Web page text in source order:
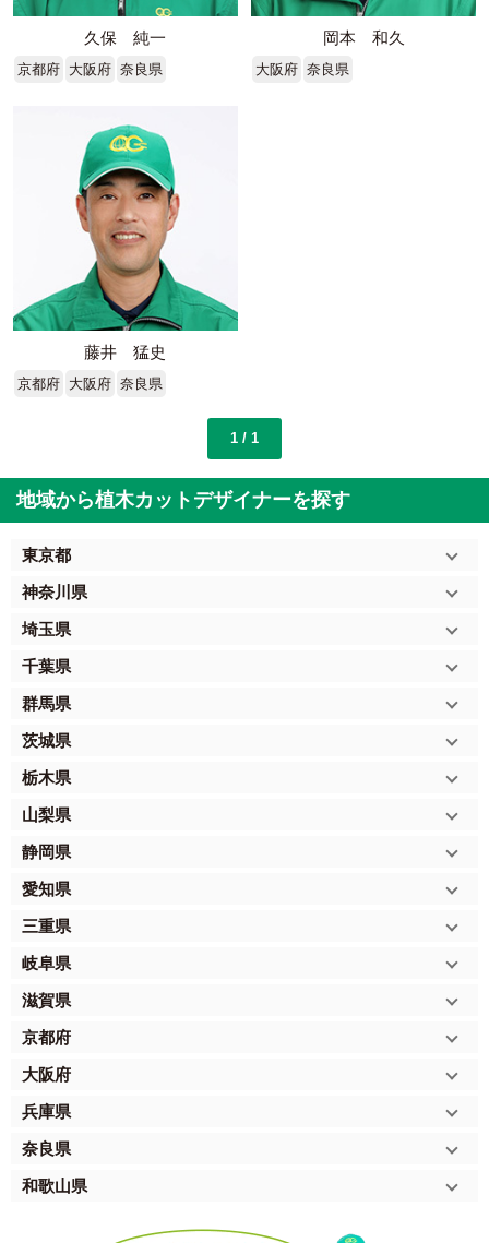
久保 純一
京都府 大阪府 奈良県
岡本 和久
大阪府 奈良県
藤井 猛史
京都府 大阪府 奈良県
1 / 1
地域から植木カットデザイナーを探す
東京都
神奈川県
埼玉県
千葉県
群馬県
茨城県
栃木県
山梨県
静岡県
愛知県
三重県
岐阜県
滋賀県
京都府
大阪府
兵庫県
奈良県
和歌山県